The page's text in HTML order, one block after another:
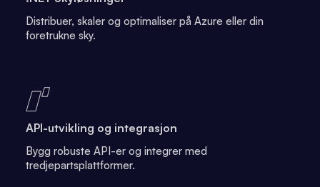
Distribuer, skaler og optimaliser på Azure eller din
foretrukne sky.
API-utvikling og integrasjon
Bygg robuste API-er og integrer med
tredjepartsplattformer.